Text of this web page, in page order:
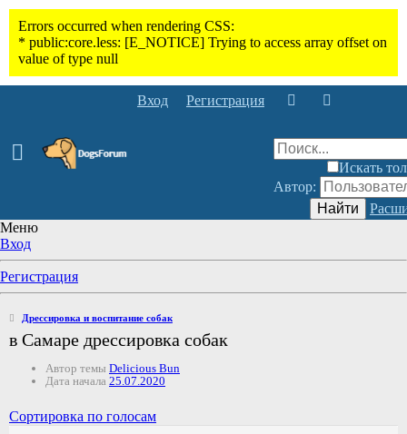
Вход Регистрация
Искать
Автор:
Найти
Меню
Вход
Регистрация
Дрессировка и воспитание собак
в Самаре дрессировка собак
Автор темы Delicious Bun
Дата начала 25.07.2020
Сортировка по голосам